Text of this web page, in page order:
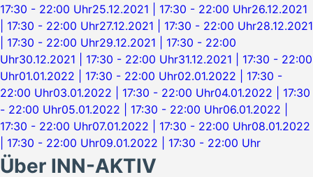
17:30 - 22:00 Uhr25.12.2021 | 17:30 - 22:00 Uhr26.12.2021
| 17:30 - 22:00 Uhr27.12.2021 | 17:30 - 22:00 Uhr28.12.2021
| 17:30 - 22:00 Uhr29.12.2021 | 17:30 - 22:00
Uhr30.12.2021 | 17:30 - 22:00 Uhr31.12.2021 | 17:30 - 22:00
Uhr01.01.2022 | 17:30 - 22:00 Uhr02.01.2022 | 17:30 -
22:00 Uhr03.01.2022 | 17:30 - 22:00 Uhr04.01.2022 | 17:30
- 22:00 Uhr05.01.2022 | 17:30 - 22:00 Uhr06.01.2022 |
17:30 - 22:00 Uhr07.01.2022 | 17:30 - 22:00 Uhr08.01.2022
| 17:30 - 22:00 Uhr09.01.2022 | 17:30 - 22:00 Uhr
Über INN-AKTIV